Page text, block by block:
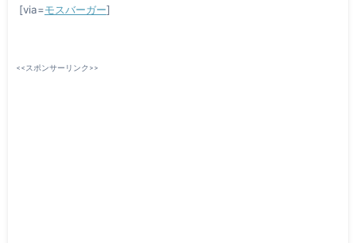
[via=モスバーガー]
<<スポンサーリンク>>